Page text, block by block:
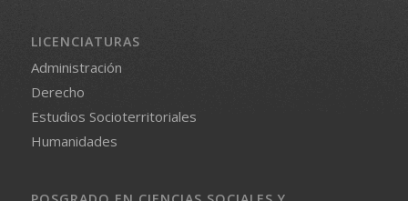
LICENCIATURAS
Administración
Derecho
Estudios Socioterritoriales
Humanidades